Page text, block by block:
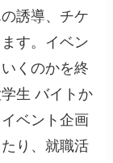
誘導、チケ
す。イベン
くのかを終
生 バイトか
ベント企画
り、就職活